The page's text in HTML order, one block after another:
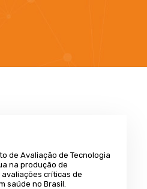
de Avaliação de Tecnologia
na produção de
críticas de
saúde no Brasil.